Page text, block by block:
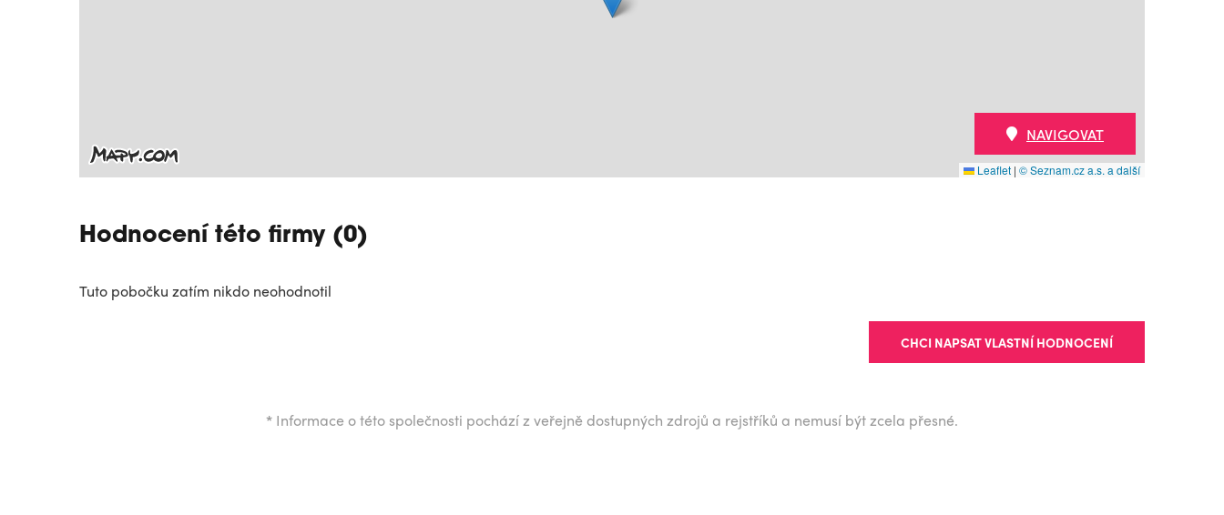
Leaflet | © Seznam.cz a.s. a další
NAVIGOVAT
Hodnocení této firmy (0)
Tuto pobočku zatím nikdo neohodnotil
CHCI NAPSAT VLASTNÍ HODNOCENÍ
* Informace o této společnosti pochází z veřejně dostupných zdrojů a rejstříků a nemusí být zcela přesné.